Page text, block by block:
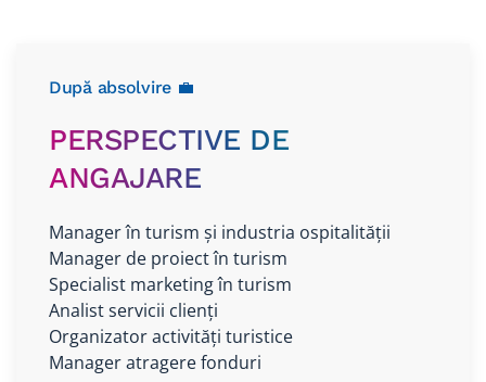
După absolvire 💼
PERSPECTIVE DE
ANGAJARE
Manager în turism și industria ospitalității
Manager de proiect în turism
Specialist marketing în turism
Analist servicii clienți
Organizator activități turistice
Manager atragere fonduri